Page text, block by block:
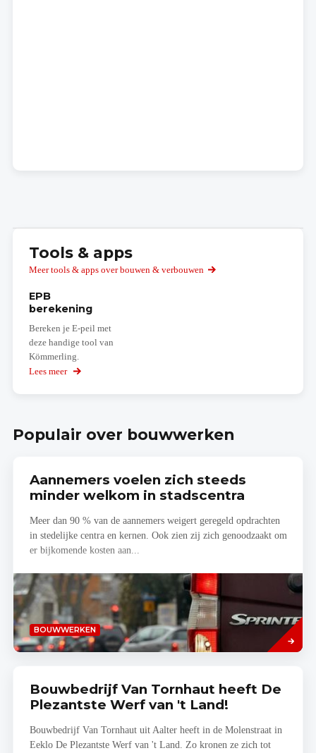
Tools & apps
Meer tools & apps over bouwen & verbouwen
EPB
berekening
Bereken je E-peil met
deze handige tool van
Kömmerling.
Lees meer over
Populair over bouwwerken
Aannemers voelen zich steeds
minder welkom in stadscentra
Meer dan 90 % van de aannemers weigert geregeld opdrachten
in stedelijke centra en kernen. Ook zien zij zich genoodzaakt om
er bijkomende kosten aan...
BOUWWERKEN
Lees
meer
Bouwbedrijf Van Tornhaut heeft De
Plezantste Werf van 't Land!
Bouwbedrijf Van Tornhaut uit Aalter heeft in de Molenstraat in
Eeklo De Plezantste Werf van 't Land. Zo kronen ze zich tot